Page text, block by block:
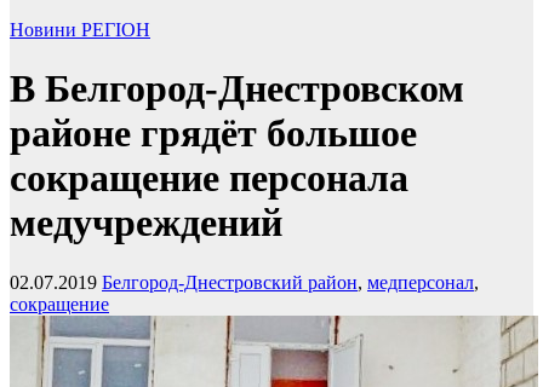
Новини РЕГІОН
В Белгород-Днестровском
районе грядёт большое
сокращение персонала
медучреждений
02.07.2019 Белгород-Днестровский район, медперсонал,
сокращение